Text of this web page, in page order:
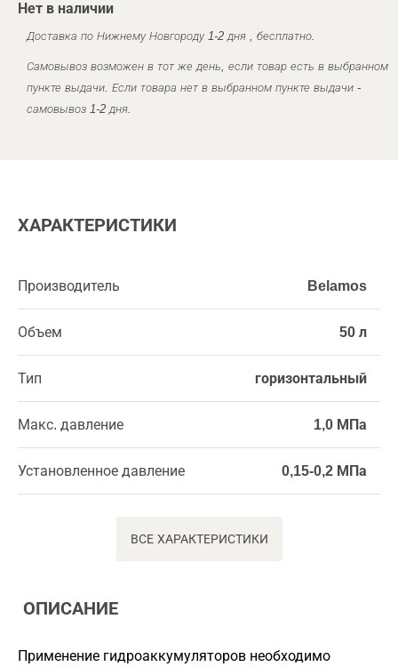
Нет в наличии
Доставка по Нижнему Новгороду 1-2 дня , бесплатно.
Самовывоз возможен в тот же день, если товар есть в выбранном
пункте выдачи. Если товара нет в выбранном пункте выдачи -
самовывоз 1-2 дня.
ХАРАКТЕРИСТИКИ
Производитель Belamos
Объем 50 л
Тип горизонтальный
Макс. давление 1,0 МПа
Установленное давление 0,15-0,2 МПа
ВСЕ ХАРАКТЕРИСТИКИ
ОПИСАНИЕ
Применение гидроаккумуляторов необходимо